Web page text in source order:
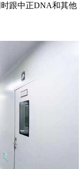
时跟中正DNA和其他